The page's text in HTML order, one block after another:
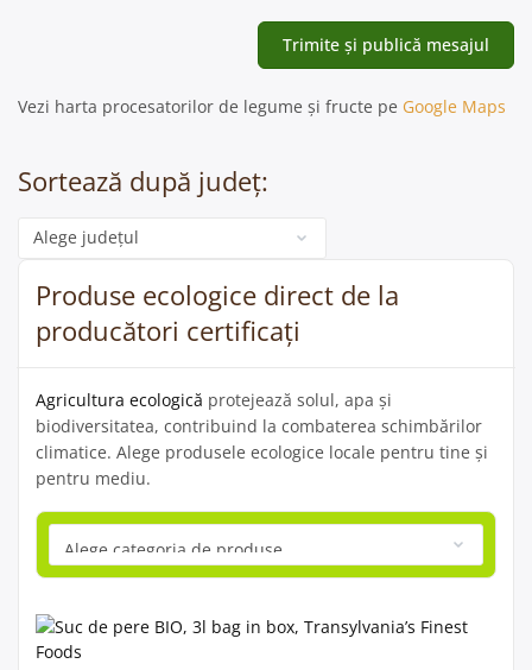
Vezi harta procesatorilor de legume și fructe pe Google Maps
Sortează după județ:
Categorie
Produse ecologice direct de la
producători certificați
Agricultura ecologică protejează solul, apa și
biodiversitatea, contribuind la combaterea schimbărilor
climatice. Alege produsele ecologice locale pentru tine și
pentru mediu.